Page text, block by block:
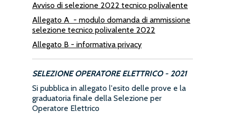
Avviso di selezione 2022 tecnico polivalente
Allegato A - modulo domanda di ammissione
selezione tecnico polivalente 2022
Allegato B - informativa privacy
SELEZIONE OPERATORE ELETTRICO - 2021
Si pubblica in allegato l'esito delle prove e la
graduatoria finale della Selezione per
Operatore Elettrico